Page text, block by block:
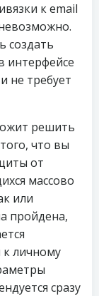
к email
создать
интерфейсе
не требует
решить
что вы
от
массово
или
пройдена,
к личному
сразу